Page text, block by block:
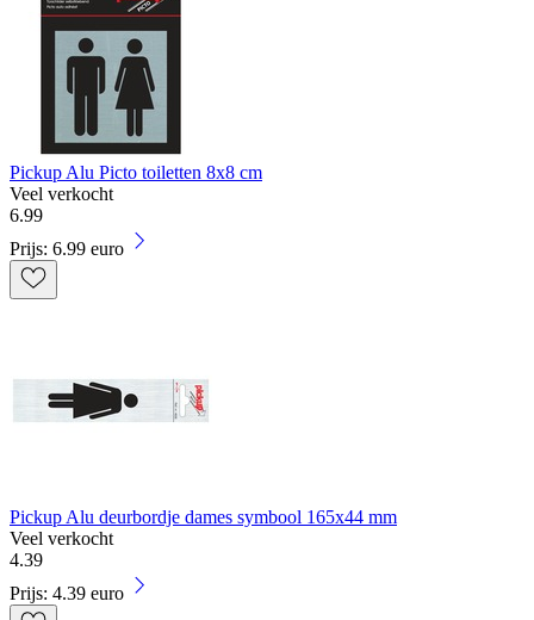
Pickup Alu Picto toiletten 8x8 cm
Veel verkocht
6.99
Prijs: 6.99 euro
Pickup Alu deurbordje dames symbool 165x44 mm
Veel verkocht
4.39
Prijs: 4.39 euro